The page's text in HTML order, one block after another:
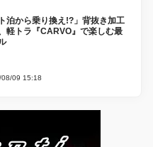
泊から乗り換え!?」背抜き加工
軽トラ『CARVO』で楽しむ最
08/09 15:18